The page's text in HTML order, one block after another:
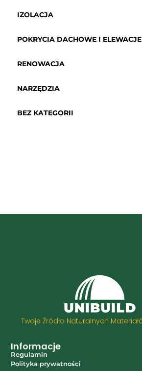
IZOLACJA
POKRYCIA DACHOWE I ELEWACJE
RENOWACJA
NARZĘDZIA
BEZ KATEGORII
Twoje Źródło Naturalnych
Informacje
Regulamin
Polityka prywatności